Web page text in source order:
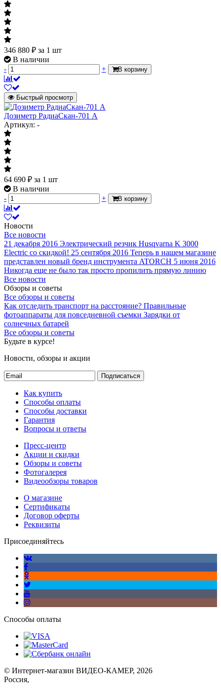
346 880 ₽ за 1 шт
В наличии
-
+ В корзину
Быстрый просмотр
Дозиметр РадиаСкан-701 А
Артикул: -
64 690 ₽ за 1 шт
В наличии
-
+ В корзину
Новости
Все новости
21 декабря 2016 Электрический резчик Husqvarna K 3000
Electric со скидкой! 25 сентября 2016 Теперь в нашем магазине
представлен новый бренд инструмента ATORCH 5 июня 2016
Никогда еще не было так просто пропилить прямую линию
Все новости
Обзоры и советы
Все обзоры и советы
Как отследить транспорт на расстояние? Правильные
фотоаппараты для повседневной съемки Зарядки от
солнечных батарей
Все обзоры и советы
Будьте в курсе!
Новости, обзоры и акции
Подписаться
Как купить
Способы оплаты
Способы доставки
Гарантия
Вопросы и ответы
Пресс-центр
Акции и скидки
Обзоры и советы
Фотогалерея
Видеообзоры товаров
О магазине
Сертификаты
Договор оферты
Реквизиты
Присоединяйтесь
Способы оплаты
© Интернет-магазин ВИДЕО-КАМЕР, 2026
Россия,